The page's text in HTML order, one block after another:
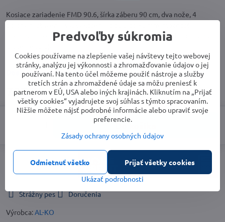
Kosiace zariadenie FMD 90.6, šírka záberu 90 cm, dva nože, 4
naklonenia kosiaceho zariadenia pre jednoduchú údržbu, čistenie a
Dostupnosť: info v obchode
707,25 €
Do košíka
Strážny pes
Doručenia
Výrobca:AL-KO
Predvoľby súkromia
Cookies používame na zlepšenie vašej návštevy tejto webovej
stránky, analýzu jej výkonnosti a zhromažďovanie údajov o jej
používaní. Na tento účel môžeme použiť nástroje a služby
tretích strán a zhromaždené údaje sa môžu preniesť k
partnerom v EÚ, USA alebo iných krajinách. Kliknutím na „Prijať
všetky cookies“ vyjadrujete svoj súhlas s týmto spracovaním.
Nižšie môžete nájsť podrobné informácie alebo upraviť svoje
preferencie.
Zásady ochrany osobných údajov
Ukázať podrobnosti
Prijať všetky cookies
Odmietnuť všetko